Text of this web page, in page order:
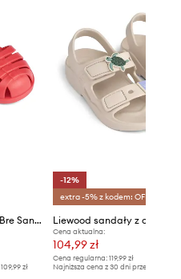
Liewood sandały dziecięce Bre Sandals
109,99 zł
-12%
extra -5% z kodem: OFF*
Cena aktualna:
104,99 zł
Cena regularna: 119,99 zł
Najniższa cena z 30 dni przed obniżką: